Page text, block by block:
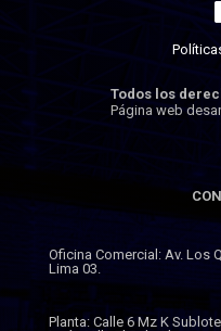
Todos los
Página web
Oficina Comercial: Av. Los
Lima 03.
Planta: Calle 6 Mz K